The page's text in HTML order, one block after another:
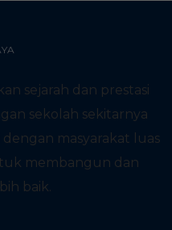
sejarah dan prestasi
sekolah sekitarnya
masyarakat luas
membangun dan
baik.